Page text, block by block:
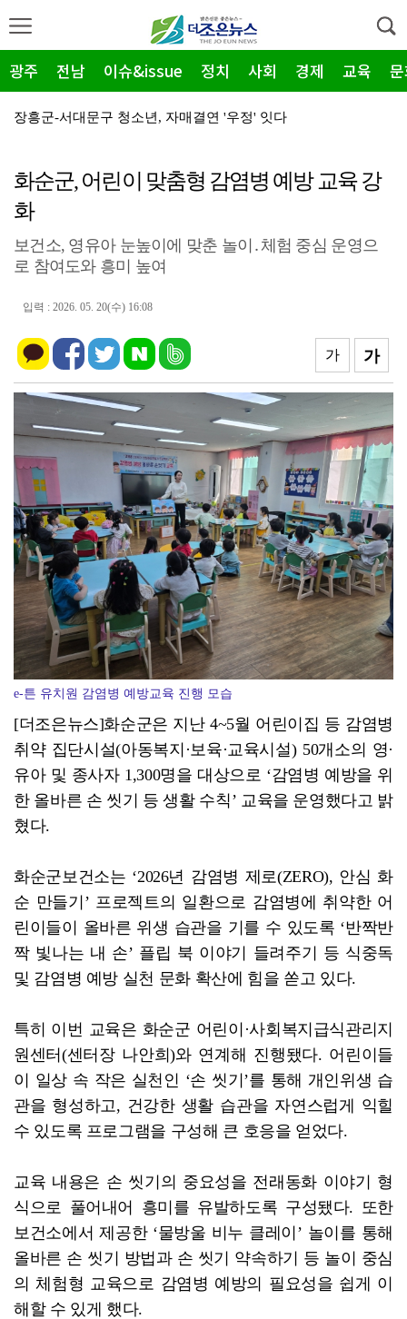
광주 전남 이슈&issue 정치 사회 경제 교육
장흥군-서대문구 청소년, 자매결연 '우정' 잇다
장흥군, 폭염·가뭄 '긴급 대책회의' 개최... "피해…
광주지방보훈청, 백범 김구 150주년: 청렴·적극행정 …
전남광주특별시, 해남 '400MW 태양광' 착공…SK하…
(재)전라남도청소년미래재단, 아동·청소년 범죄예방 캠페…
영암 가뭄 '비상'… 서삼석 농해수위원장, 현장 점검
광양시 광영도서관, "AI 작가" 길 위의 인문학
화순군, 어린이 맞춤형 감염병 예방 교육 강
화
보건소, 영유아 눈높이에 맞춘 놀이․체험 중심 운영으
로 참여도와 흥미 높여
입력 : 2026. 05. 20(수) 16:08
가
가
e-튼 유치원 감염병 예방교육 진행 모습
[더조은뉴스]화순군은 지난 4~5월 어린이집 등 감염병
취약 집단시설(아동복지·보육·교육시설) 50개소의 영·
유아 및 종사자 1,300명을 대상으로 ‘감염병 예방을 위
한 올바른 손 씻기 등 생활 수칙’ 교육을 운영했다고 밝
혔다.
화순군보건소는 ‘2026년 감염병 제로(ZERO), 안심 화
순 만들기’ 프로젝트의 일환으로 감염병에 취약한 어
린이들이 올바른 위생 습관을 기를 수 있도록 ‘반짝반
짝 빛나는 내 손’ 플립 북 이야기 들려주기 등 식중독
및 감염병 예방 실천 문화 확산에 힘을 쏟고 있다.
특히 이번 교육은 화순군 어린이·사회복지급식관리지
원센터(센터장 나안희)와 연계해 진행됐다. 어린이들
이 일상 속 작은 실천인 ‘손 씻기’를 통해 개인위생 습
관을 형성하고, 건강한 생활 습관을 자연스럽게 익힐
수 있도록 프로그램을 구성해 큰 호응을 얻었다.
교육 내용은 손 씻기의 중요성을 전래동화 이야기 형
식으로 풀어내어 흥미를 유발하도록 구성됐다. 또한
보건소에서 제공한 ‘물방울 비누 클레이’ 놀이를 통해
올바른 손 씻기 방법과 손 씻기 약속하기 등 놀이 중심
의 체험형 교육으로 감염병 예방의 필요성을 쉽게 이
해할 수 있게 했다.